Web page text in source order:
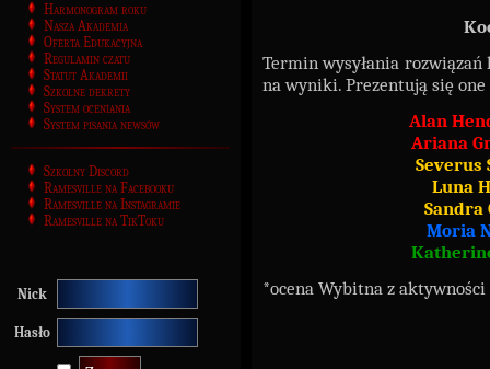
Harmonogram roku
Nasza Akademia
Oferta Edukacyjna
Regulamin czatu
Statut Akademii
Szkolne dekrety
System oceniania
System pisania newsów
Szkolny Discord
Ramesville na Facebooku
Ramesville na Instagramie
Ramesville na TikToku
Nick
Hasło
Termin wysyłania
na wyniki. Prezentują się
Alan
Ariana
Severus
Luna
Sandra
Moria
*ocena Wybitna z aktywności